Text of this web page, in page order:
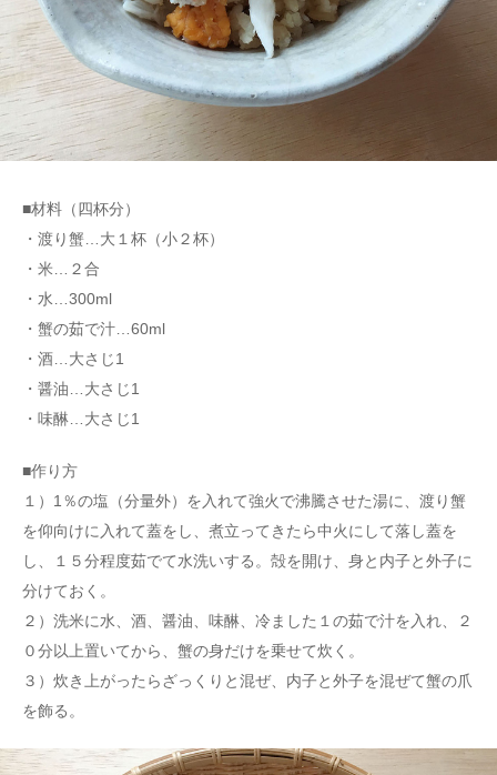
■材料（四杯分）
・渡り蟹…大１杯（小２杯）
・米…２合
・水…300ml
・蟹の茹で汁…60ml
・酒…大さじ1
・醤油…大さじ1
・味醂…大さじ1
■作り方
１）1％の塩（分量外）を入れて強火で沸騰させた湯に、渡り蟹
を仰向けに入れて蓋をし、煮立ってきたら中火にして落し蓋を
し、１５分程度茹でて水洗いする。殻を開け、身と内子と外子に
分けておく。
２）洗米に水、酒、醤油、味醂、冷ました１の茹で汁を入れ、２
０分以上置いてから、蟹の身だけを乗せて炊く。
３）炊き上がったらざっくりと混ぜ、内子と外子を混ぜて蟹の爪
を飾る。